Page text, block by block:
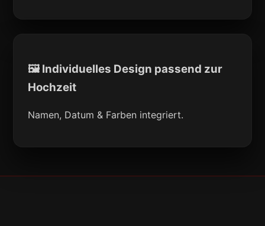
🖼 Individuelles Design passend zur
Hochzeit
Namen, Datum & Farben integriert.